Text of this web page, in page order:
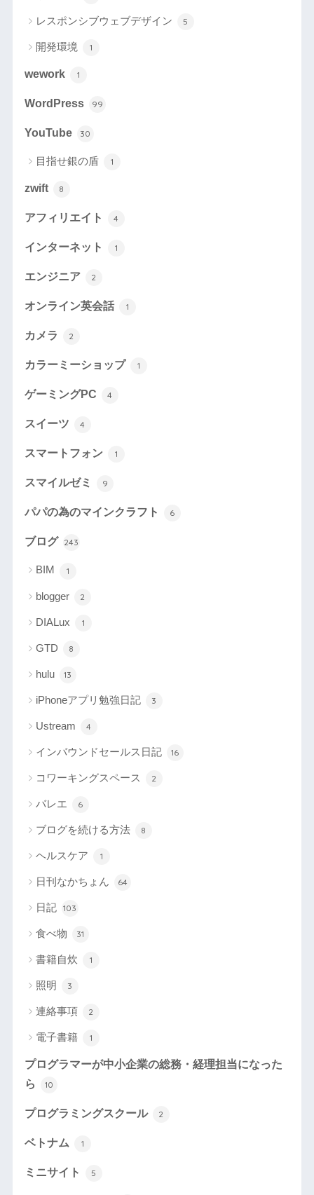
レスポンシブウェブデザイン 5
開発環境 1
wework 1
WordPress 99
YouTube 30
目指せ銀の盾 1
zwift 8
アフィリエイト 4
インターネット 1
エンジニア 2
オンライン英会話 1
カメラ 2
カラーミーショップ 1
ゲーミングPC 4
スイーツ 4
スマートフォン 1
スマイルゼミ 9
パパの為のマインクラフト 6
ブログ 243
BIM 1
blogger 2
DIALux 1
GTD 8
hulu 13
iPhoneアプリ勉強日記 3
Ustream 4
インバウンドセールス日記 16
コワーキングスペース 2
バレエ 6
ブログを続ける方法 8
ヘルスケア 1
日刊なかちょん 64
日記 103
食べ物 31
書籍自炊 1
照明 3
連絡事項 2
電子書籍 1
プログラマーが中小企業の総務・経理担当になった
ら
10
プログラミングスクール 2
ベトナム 1
ミニサイト 5